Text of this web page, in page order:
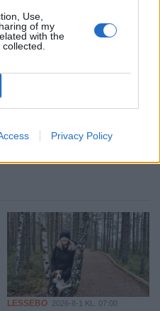
Use,
of my
with the
Privacy Policy
Angelika Karlsson
lämnar
kommunpolitiken
LESSEBO 2026-8-1 KL. 07:00